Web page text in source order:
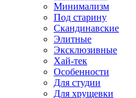
Минимализм
Под старину
Скандинавские
Элитные
Эксклюзивные
Хай-тек
Особенности
Для студии
Для хрущевки